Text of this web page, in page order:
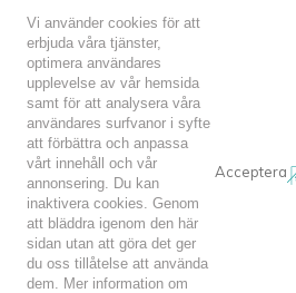
Vi använder cookies för att
erbjuda våra tjänster,
optimera användares
upplevelse av vår hemsida
samt för att analysera våra
användares surfvanor i syfte
att förbättra och anpassa
vårt innehåll och vår
annonsering. Du kan
inaktivera cookies. Genom
att bläddra igenom den här
sidan utan att göra det ger
du oss tillåtelse att använda
dem. Mer information om
Acceptera